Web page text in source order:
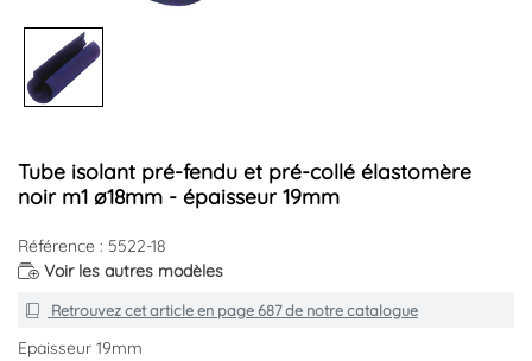
Tube isolant pré-fendu et pré-collé élastomère
noir m1 ø18mm - épaisseur 19mm
Référence : 5522-18
Voir les autres modèles
Retrouvez cet article en page 687de notre catalogue
Epaisseur 19mm